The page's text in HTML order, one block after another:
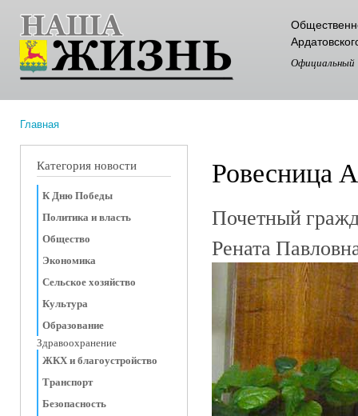
Официальный
Главная
Категория новости
К Дню Победы
Политика и власть
Общество
Экономика
Сельское хозяйство
Культура
Образование
Здравоохранение
ЖКХ и благоустройство
Транспорт
Безопасность
Ровесница
Почетный
Рената